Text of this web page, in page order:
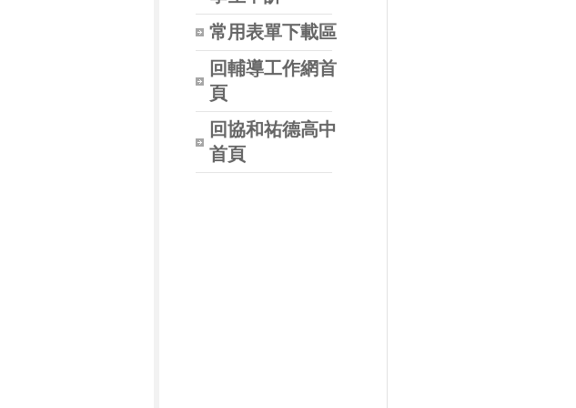
常用表單下載區
回輔導工作網首
頁
回協和祐德高中
首頁